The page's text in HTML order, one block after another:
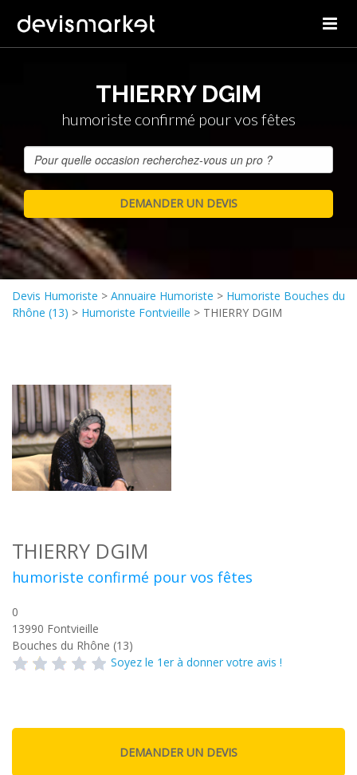
THIERRY DGIM
humoriste confirmé pour vos fêtes
Devis Humoriste > Annuaire Humoriste > Humoriste Bouches du
Rhône (13) > Humoriste Fontvieille > THIERRY DGIM
THIERRY DGIM
humoriste confirmé pour vos fêtes
0
13990 Fontvieille
Bouches du Rhône (13)
Soyez le 1er à donner votre avis !